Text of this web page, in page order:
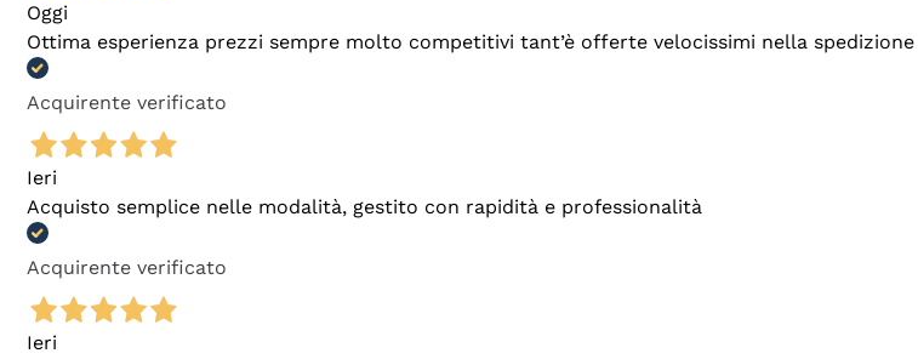
Oggi
Ottima esperienza prezzi sempre molto competitivi tant’è offerte velocissimi nella spedizione
Acquirente verificato
Ieri
Acquisto semplice nelle modalità, gestito con rapidità e professionalità
Acquirente verificato
Ieri